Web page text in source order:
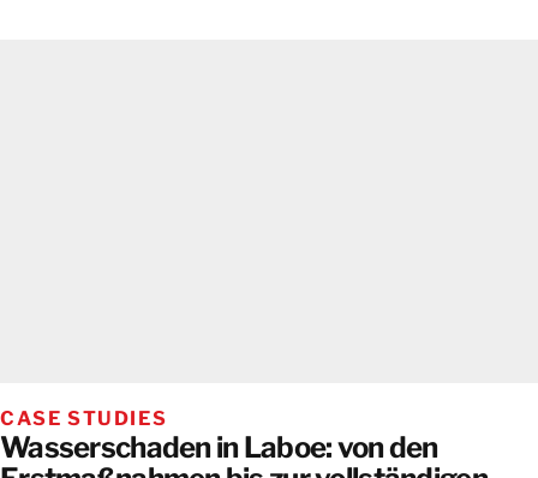
CASE STUDIES
Wasserschaden in Laboe: von den